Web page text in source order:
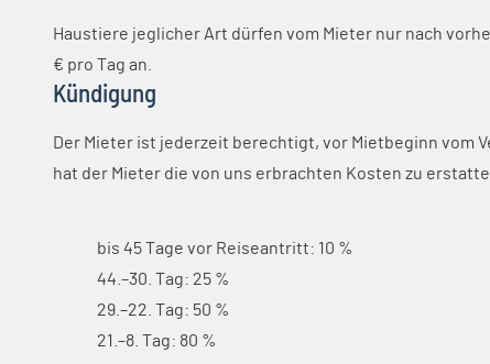
Haustiere jeglicher Art dürfen vom Mieter nur nach
€ pro Tag an.
Kündigung
Der Mieter ist jederzeit berechtigt, vor Mietbeginn vom
hat der Mieter die von uns erbrachten Kosten zu
bis 45 Tage vor Reiseantritt: 10 %
44.–30. Tag: 25 %
29.–22. Tag: 50 %
21.–8. Tag: 80 %